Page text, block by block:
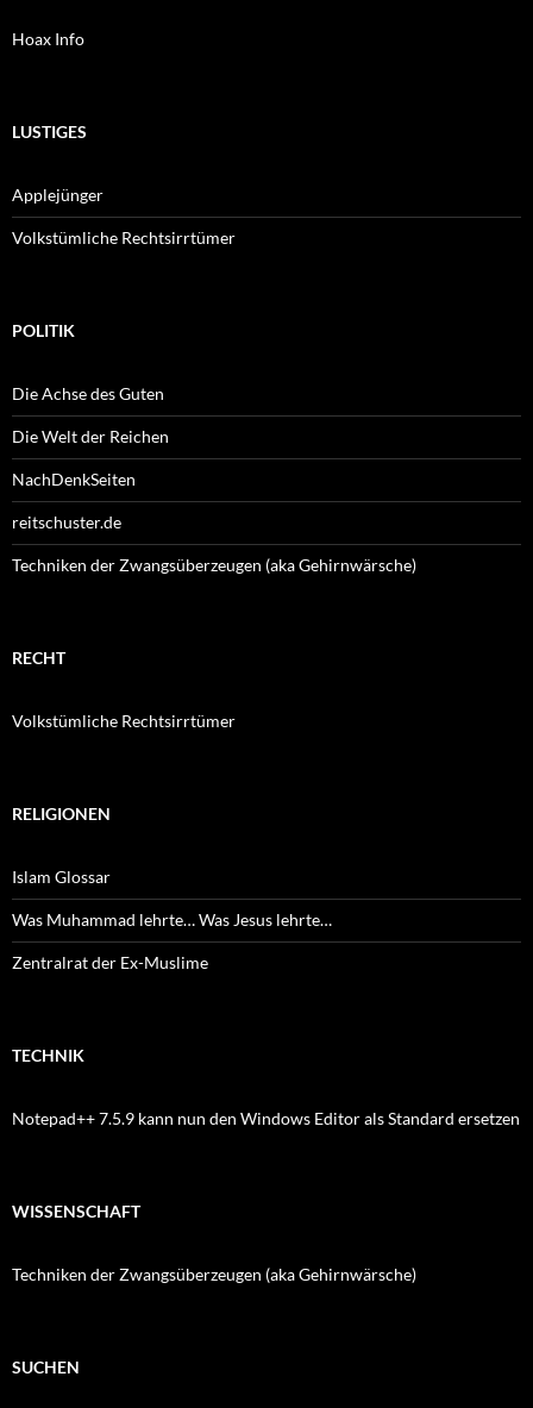
Hoax Info
LUSTIGES
Applejünger
Volkstümliche Rechtsirrtümer
POLITIK
Die Achse des Guten
Die Welt der Reichen
NachDenkSeiten
reitschuster.de
Techniken der Zwangsüberzeugen (aka Gehirnwärsche)
RECHT
Volkstümliche Rechtsirrtümer
RELIGIONEN
Islam Glossar
Was Muhammad lehrte… Was Jesus lehrte…
Zentralrat der Ex-Muslime
TECHNIK
Notepad++ 7.5.9 kann nun den Windows Editor als Standard ersetzen
WISSENSCHAFT
Techniken der Zwangsüberzeugen (aka Gehirnwärsche)
SUCHEN